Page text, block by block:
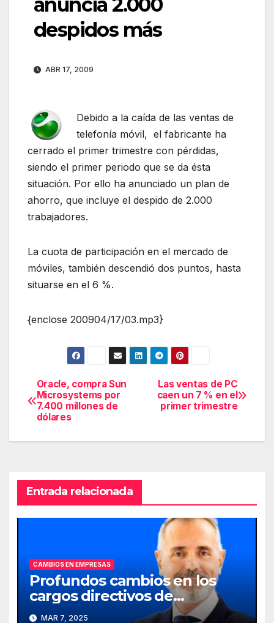
anuncia 2.000
despidos más
ABR 17, 2009
Debido a la caída de las ventas de
telefonía móvil, el fabricante ha
cerrado el primer trimestre con pérdidas,
siendo el primer periodo que se da ésta
situación. Por ello ha anunciado un plan de
ahorro, que incluye el despido de 2.000
trabajadores.
La cuota de participación en el mercado de
móviles, también descendió dos puntos, hasta
situarse en el 6 %.
{enclose 200904/17/03.mp3}
Navegación
de
entradas
Las ventas de PC
caen un 7 % en el
primer trimestre
Oracle, compra Sun
Microsystems por
7.400 millones de
dólares
Entrada relacionada
CAMBIOS EN EMPRESAS
Profundos cambios en los
cargos directivos de
Telefónica
MAR 7, 2025